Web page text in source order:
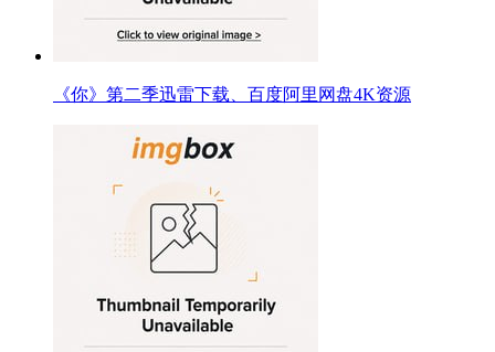
《你》第二季迅雷下载、百度阿里网盘4K资源